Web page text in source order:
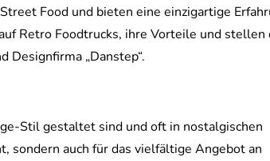
Food und bieten eine einzigartige
Retro Foodtrucks, ihre Vorteile und stellen
Designfirma „Danstep“.
Stil gestaltet sind und oft in nostalgischen
sondern auch für das vielfältige Angebot an